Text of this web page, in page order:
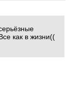
как в жизни((